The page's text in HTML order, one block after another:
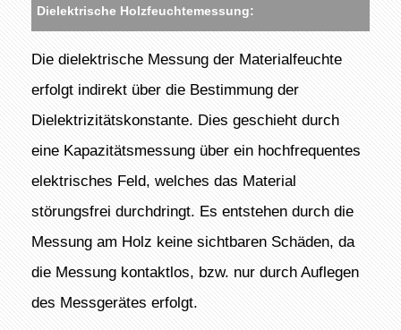
Dielektrische Holzfeuchtemessung:
Die dielektrische Messung der Materialfeuchte
erfolgt indirekt über die Bestimmung der
Dielektrizitätskonstante. Dies geschieht durch
eine Kapazitätsmessung über ein hochfrequentes
elektrisches Feld, welches das Material
störungsfrei durchdringt. Es entstehen durch die
Messung am Holz keine sichtbaren Schäden, da
die Messung kontaktlos, bzw. nur durch Auflegen
des Messgerätes erfolgt.